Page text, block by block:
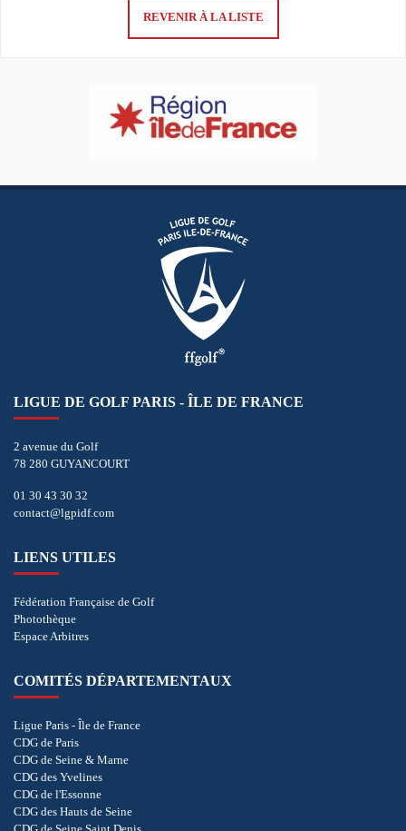
REVENIR À LA LISTE
LIGUE DE GOLF PARIS - ÎLE DE FRANCE
2 avenue du Golf
78 280 GUYANCOURT
01 30 43 30 32
contact@lgpidf.com
LIENS UTILES
Fédération Française de Golf
Photothèque
Espace Arbitres
COMITÉS DÉPARTEMENTAUX
Ligue Paris - Île de France
CDG de Paris
CDG de Seine & Marne
CDG des Yvelines
CDG de l'Essonne
CDG des Hauts de Seine